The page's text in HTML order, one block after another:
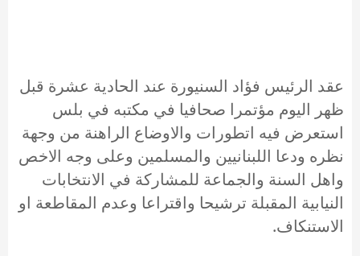
عقد الرئيس فؤاد السنيورة عند الحادية عشرة قبل
ظهر اليوم مؤتمرا صحافيا في مكتبه في بلس
استعرض فيه اتطورات والاوضاع الراهنة من وجهة
نظره ودعا اللبنانيين والمسلمين وعلى وجه الاخص
واهل السنة والجماعة للمشاركة في الانتخابات
النيابية المقبلة ترشيحا واقتراعا وعدم المقاطعة او
الاستنكاف.